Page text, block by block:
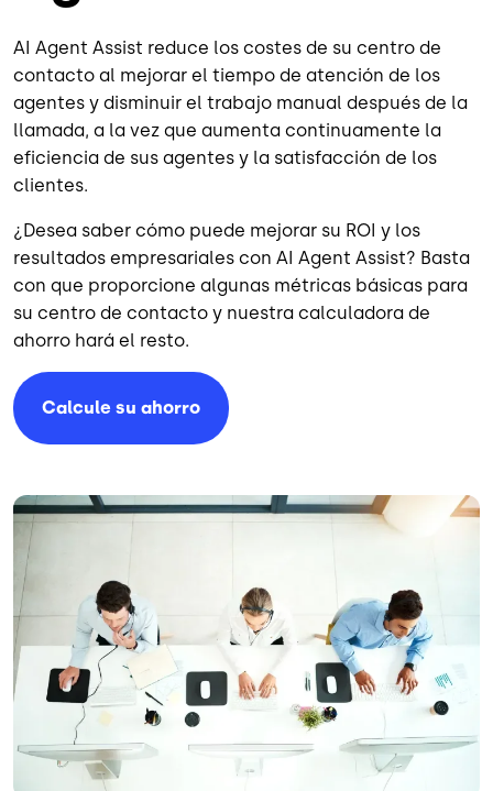
AI Agent Assist reduce los costes de su centro de
contacto al mejorar el tiempo de atención de los
agentes y disminuir el trabajo manual después de la
llamada, a la vez que aumenta continuamente la
eficiencia de sus agentes y la satisfacción de los
clientes.
¿Desea saber cómo puede mejorar su ROI y los
resultados empresariales con AI Agent Assist? Basta
con que proporcione algunas métricas básicas para
su centro de contacto y nuestra calculadora de
ahorro hará el resto.
Calcule su ahorro
Imagen